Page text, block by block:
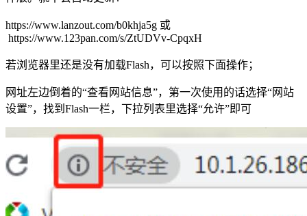
https://www.lanzout.com/b0khja5g 或
https://www.123pan.com/s/ZtUDVv-CpqxH
若浏览器里还是没有加载Flash，可以按照下面操作；
网址左边倒着的“查看网站信息”，第一次使用的话选择“网站
设置”，找到Flash一栏，下拉列表里选择“允许”即可